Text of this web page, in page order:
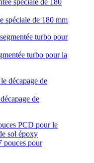
spéciale de 180 mm
turbo pour la
de
pouces pour